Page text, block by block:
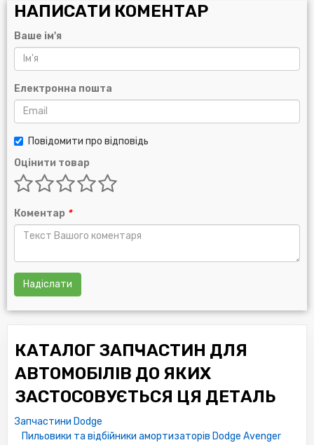
НАПИСАТИ КОМЕНТАР
Ваше ім'я
Електронна пошта
Повідомити про відповідь
Оцінити товар
Коментар *
Надіслати
КАТАЛОГ ЗАПЧАСТИН ДЛЯ
АВТОМОБІЛІВ ДО ЯКИХ
ЗАСТОСОВУЄТЬСЯ ЦЯ ДЕТАЛЬ
Запчастини Dodge
Пильовики та відбійники амортизаторів Dodge Avenger